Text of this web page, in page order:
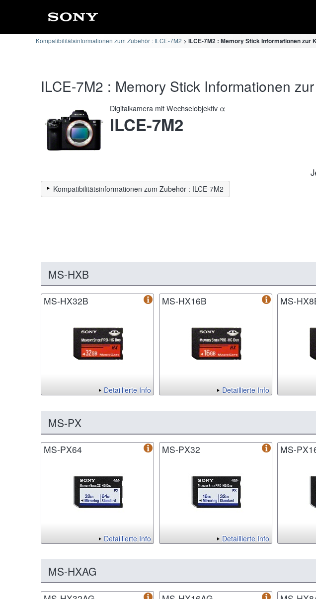
Kompatibilitätsinformationen zum Zubehör : ILCE-7M2 ILCE-7M2 : Memory Stick Informationen zur
ILCE-7M2 : Memory Stick Informationen
Digitalkamera mit Wechselobjektiv α
ILCE-7M2
Kompatibilitätsinformationen zum Zubehör : ILCE-7M2
MS-HXB
MS-HX32B
Detaillierte Info
MS-HX16B
Detaillierte Info
MS-
MS-PX
MS-PX64
Detaillierte Info
MS-PX32
Detaillierte Info
MS-
MS-HXAG